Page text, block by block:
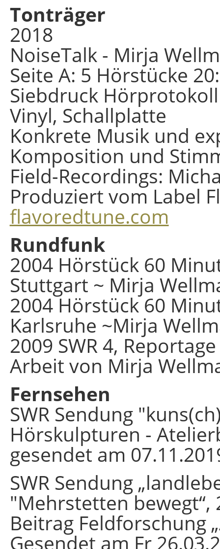
Tonträger
2018
NoiseTalk - Mirja
Seite A: 5 Hörstücke
Siebdruck
Vinyl, Schallplatte
Konkrete Musik und
Komposition und
Field-Recordings:
Produziert vom Label
flavoredtune.com
Rundfunk
2004 Hörstück 60
Stuttgart ~ Mirja
2004 Hörstück 60
Karlsruhe ~Mirja
2009 SWR 4,
Arbeit von Mirja
Fernsehen
SWR Sendung
Hörskulpturen -
gesendet am
SWR Sendung
"Mehrstetten bewegt“,
Beitrag Feldforschung
Gesendet am Fr